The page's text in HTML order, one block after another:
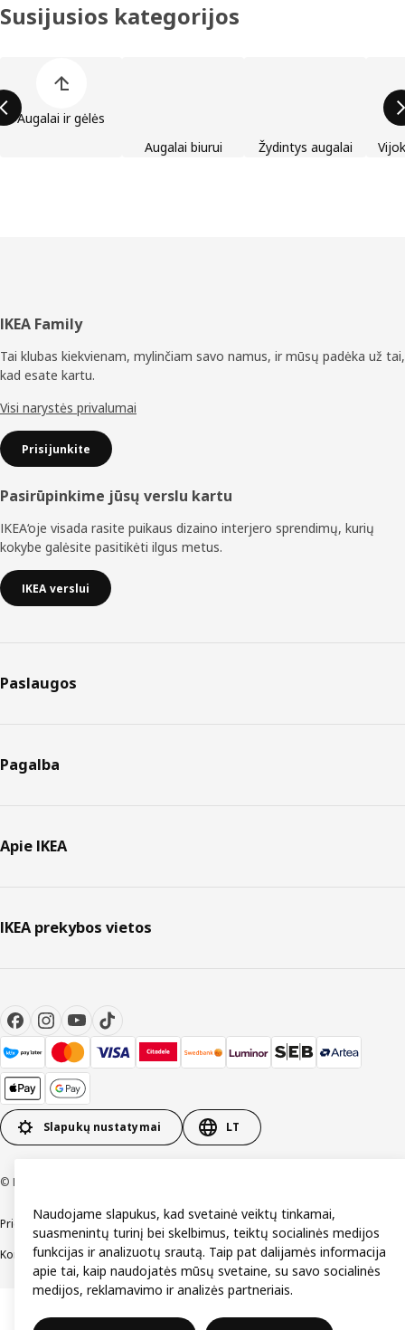
Susijusios kategorijos
Augalai ir gėlės
Augalai biurui
Žydintys augalai
Poraštė
IKEA Family
Tai klubas kiekvienam, mylinčiam savo namus, ir mūsų padėka už tai,
kad esate kartu.
Visi narystės privalumai
Prisijunkite
Pasirūpinkime jūsų verslu kartu
IKEA‘oje visada rasite puikaus dizaino interjero sprendimų, kurių
kokybe galėsite pasitikėti ilgus metus.
IKEA verslui
Paslaugos
Pagalba
Apie IKEA
IKEA prekybos vietos
Slapukų nustatymai LT
© Inter IKEA Systems B.V. 1999-2026
PrieinamumasBendrosios naudojimo sąlygos Privatumo ir slapukų politika
Kontaktai
Naudojame slapukus, kad svetainė veiktų tinkamai,
suasmenintų turinį bei skelbimus, teiktų socialinės medijos
funkcijas ir analizuotų srautą. Taip pat dalijamės informacija
apie tai, kaip naudojatės mūsų svetaine, su savo socialinės
medijos, reklamavimo ir analizės partneriais.